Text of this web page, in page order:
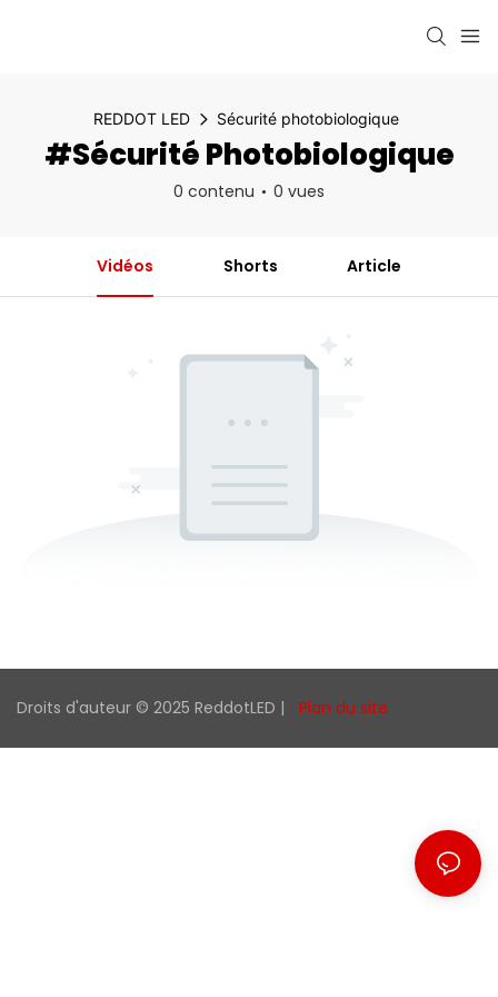
REDDOT LED Sécurité photobiologique
#Sécurité Photobiologique
0 contenu 0 vues
Vidéos Shorts Article
Droits d'auteur © 2025 ReddotLED | Plan du site